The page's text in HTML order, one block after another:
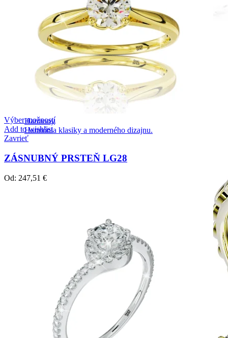
Harmony
Harmónia klasiky a moderného dizajnu.
Výber možností
Add to wishlist
Zavrieť
ZÁSNUBNÝ PRSTEŇ LG28
Od: 247,51 €